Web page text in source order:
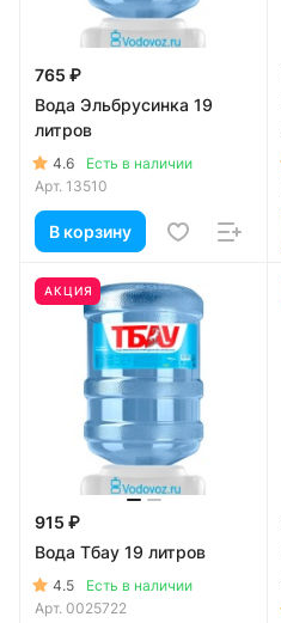
765 ₽
Вода Эльбрусинка 19
литров
4.6
Есть в наличии
Арт. 13510
В корзину
АКЦИЯ
915 ₽
Вода Тбау 19 литров
4.5
Есть в наличии
Арт. 0025722